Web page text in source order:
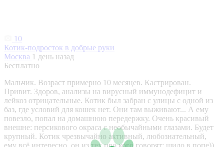
10
Котик-подросток в добрые руки
Москва 1 день назад
Бесплатно
Мальчик. Возраст примерно 10 месяцев. Кастрирован.
Привит. Здоров, анализы на вирусный иммунодефицит и
лейкоз отрицательные. Котик был забран с улицы с одной из
баз, где условий для кошек нет. Они там выживают... А ему
повезло, попал на домашнюю передержку. Очень красивый
внешне: персикового окраса с необычайными глазами. Будет
крупный. Котик чрезвычайно активный, любознательный,